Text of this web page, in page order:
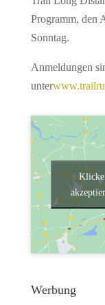
Programm, den
Sonntag.
Anmeldungen
unter
Werbung